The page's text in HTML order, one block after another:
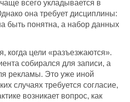
всего укладывается в
она требует дисциплины:
быть понятна, а набор данных
когда цели «разъезжаются».
собирался для записи, а
рекламы. Это уже иной
случаях требуется согласие,
возникает вопрос, как